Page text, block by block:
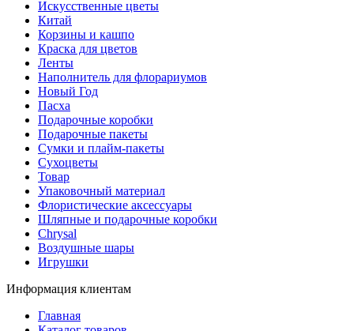
Искусственные цветы
Китай
Корзины и кашпо
Краска для цветов
Ленты
Наполнитель для флорариумов
Новый Год
Пасха
Подарочные коробки
Подарочные пакеты
Сумки и плайм-пакеты
Сухоцветы
Товар
Упаковочный материал
Флористические аксессуары
Шляпные и подарочные коробки
Chrysal
Воздушные шары
Игрушки
Информация клиентам
Главная